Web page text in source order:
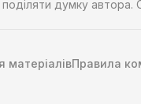
поділяти думку
матеріалівПравила